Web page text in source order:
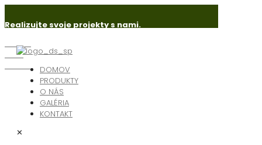
Realizujte svoje projekty s nami.
Senica
Holíč
Skalica
DOMOV
PRODUKTY
O NÁS
GALÉRIA
KONTAKT
✕